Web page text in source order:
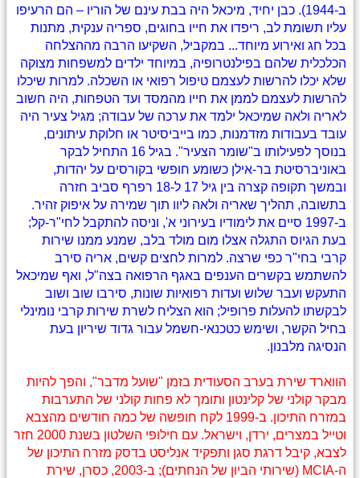
ב-1944). כבן יחיד, מיכאל היה בבת עינם של הוריו – הם הרעיפו
עליו תשומת לב, ריפדו את חייו בחוגים, ספריה ענקית, מתנות
בכל חג ואירוע מיוחד... במקביל, השקיעו הרבה מההצלחה
הכלכלית שלהם בפילנטרופיה, במיוחד ילדים למשפחות מצוקה
שלא יכלו להרשות לעצמם טיפול רפואי או השכלה. למרות שיכלו
להרשות לעצמם לממן את חייו מהמסד ועד הטפחות, היה חשוב
לאריה ולאה שמיכאל ילמד את ערכה של עבודה; מגיל צעיר היה
עובד בעבודות מזדמנות, כמו בייביסיטר או חלוקת עיתונים,
בנוסך לפעילותו ב"שומר הצעיר". בגיל 16 התחיל לבקר
באוניברסיטת בר-אילן כשומע חופשי בקורסים על יהדות,
ובמשך תקופה קצרה בין גיל 17 ל-18 רפרף סביב חזרה
בתשובה, תהליך שאריה ולאה ליוו תוך שמירה על איפוק זהיר.
ב-1997 סיים את לימודיו בעירוני א', וניסה להתקבל לחי"ר-קל;
בעת הגיוס התגלה אצלו מום מולד בלב, שמנע ממנו שירות
קרבי בחי"ר כפי שרצה. למרות לחצים קשים, אריה סירב
להשתמש בקשרים הענפים באגף הרפואה בצה"ל, ואף שמיכאל
התעקש ועבר שלוש ועדות רפואיות שונות, סירבו שוב ושוב
לבקשתו להעלות פרופיל; הוא הצליח לשרת שירות קרבי נומינלי
בחיל הקשר, ושימש כטכנאי-חשמל עבור גדוד שיריון בעת
הנסיגה מלבנון.
הווארד שירת בערב הסעודית בזמן "שועל מדבר", והפך להיות
מבקר קולני של קלינטון ותומך לא פחות קולני של התערבות
במזרח התיכון. ב-1999 לקח חופשה של כמה חודשים מהצבא
וטייל במצרים, ירדן, וישראל. עם חילופי השלטון בשנת 2000 חזר
לצבא, קיבל דרגת סגן ותפקיד אנליסט בדסק מזרח התיכון של
ה-MCIA (שירותי הביון של הנחתים); ב-2003, כסרן, שירת